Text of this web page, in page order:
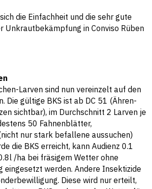
die Einfachheit und die sehr gute
Unkrautbekämpfung in Conviso Rüben
Larven sind nun vereinzelt auf den
Die gültige BKS ist ab DC 51 (Ähren-
sichtbar), im Durchschnitt 2 Larven je
50 Fahnenblätter,
nur stark befallene aussuchen)
die BKS erreicht, kann Audienz 0.1
/ha bei fräsigem Wetter ohne
eingesetzt werden. Andere Insektizide
Diese wird nur erteilt,